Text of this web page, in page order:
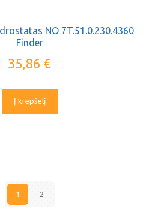
NO 7T.51.0.230.4360
Finder
35,86 €
Į krepšelį
1 2